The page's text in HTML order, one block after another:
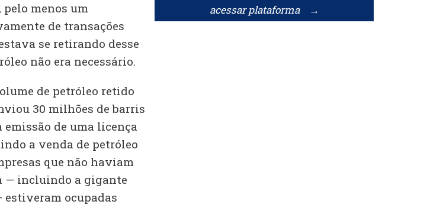
menos um
de transações
se retirando desse
não era necessário.
de petróleo retido
30 milhões de barris
emissão de uma licença
a venda de petróleo
que não haviam
— incluindo a gigante
ocupadas
acessar plataforma →